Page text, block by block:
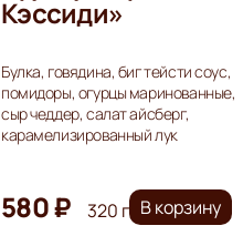
Кэссиди»
Булка, говядина, биг тейсти соус,
помидоры, огурцы маринованные,
сыр чеддер, салат айсберг,
карамелизированный лук
580 ₽ 320 г В корзину